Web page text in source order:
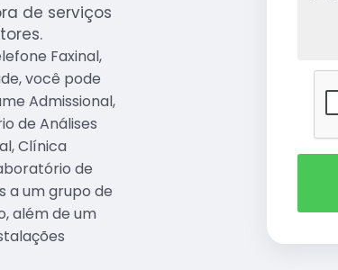
de serviços
Faxinal,
você pode
Admissional,
de Análises
Clínica
de
a um grupo de
além de um